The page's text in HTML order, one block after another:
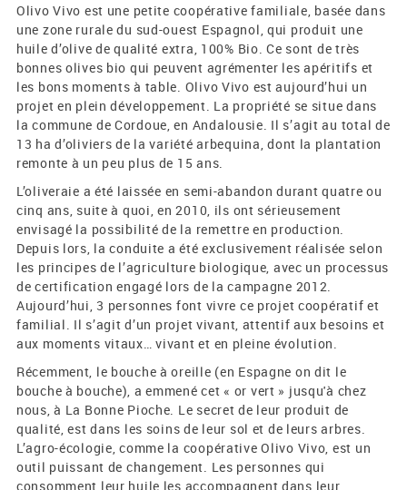
Olivo Vivo est une petite coopérative familiale, basée dans
une zone rurale du sud-ouest Espagnol, qui produit une
huile d’olive de qualité extra, 100% Bio. Ce sont de très
bonnes olives bio qui peuvent agrémenter les apéritifs et
les bons moments à table. Olivo Vivo est aujourd’hui un
projet en plein développement. La propriété se situe dans
la commune de Cordoue, en Andalousie. Il s’agit au total de
13 ha d’oliviers de la variété arbequina, dont la plantation
remonte à un peu plus de 15 ans.
L’oliveraie a été laissée en semi-abandon durant quatre ou
cinq ans, suite à quoi, en 2010, ils ont sérieusement
envisagé la possibilité de la remettre en production.
Depuis lors, la conduite a été exclusivement réalisée selon
les principes de l’agriculture biologique, avec un processus
de certification engagé lors de la campagne 2012.
Aujourd’hui, 3 personnes font vivre ce projet coopératif et
familial. Il s’agit d’un projet vivant, attentif aux besoins et
aux moments vitaux… vivant et en pleine évolution.
Récemment, le bouche à oreille (en Espagne on dit le
bouche à bouche), a emmené cet « or vert » jusqu'à chez
nous, à La Bonne Pioche. Le secret de leur produit de
qualité, est dans les soins de leur sol et de leurs arbres.
L’agro-écologie, comme la coopérative Olivo Vivo, est un
outil puissant de changement. Les personnes qui
consomment leur huile les accompagnent dans leur